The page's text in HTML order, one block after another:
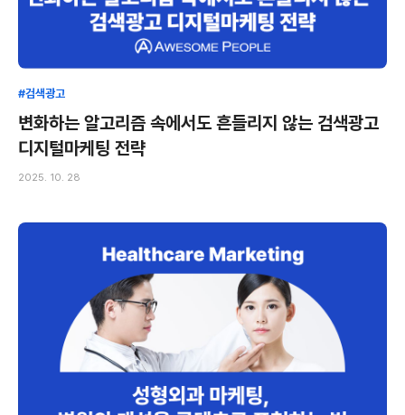
#검색광고
변화하는 알고리즘 속에서도 흔들리지 않는 검색광고
디지털마케팅 전략
2025. 10. 28